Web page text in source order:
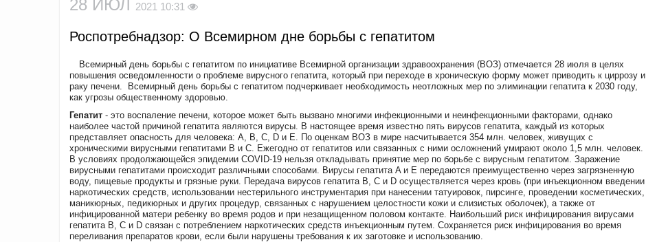
28 ИЮЛ 2021 10:31
Роспотребнадзор: О Всемирном дне борьбы с гепатитом
Всемирный день борьбы с гепатитом по инициативе Всемирной организации здравоохранения (ВОЗ) отмечается 28 июля в целях
повышения осведомленности о проблеме вирусного гепатита, который при переходе в хроническую форму может приводить к циррозу и
раку печени.
Всемирный день борьбы с гепатитом подчеркивает необходимость неотложных мер по элиминации гепатита к 2030 году,
как угрозы общественному здоровью.
Гепатит - это воспаление печени, которое может быть вызвано многими инфекционными и неинфекционными факторами, однако
наиболее частой причиной гепатита являются вирусы. В настоящее время известно пять вирусов гепатита, каждый из которых
представляет опасность для человека: A, B, C, D и E. По оценкам ВОЗ в мире насчитывается 354 млн. человек, живущих с
хроническими вирусными гепатитами В и С. Ежегодно от гепатитов или связанных с ними осложнений умирают около 1,5 млн. человек.
В условиях продолжающейся эпидемии СOVID-19 нельзя откладывать принятие мер по борьбе с вирусным гепатитом. Заражение
вирусными гепатитами происходит различными способами. Вирусы гепатита A и E передаются преимущественно через загрязненную
воду, пищевые продукты и грязные руки. Передача вирусов гепатита B, C и D осуществляется через кровь (при инъекционном введении
наркотических средств, использовании нестерильного инструментария при нанесении татуировок, пирсинге, проведении косметических,
маникюрных, педикюрных и других процедур, связанных с нарушением целостности кожи и слизистых оболочек), а также от
инфицированной матери ребенку во время родов и при незащищенном половом контакте. Наибольший риск инфицирования вирусами
гепатита B, C и D связан с потреблением наркотических средств инъекционным путем. Сохраняется риск инфицирования во время
переливания препаратов крови, если были нарушены требования к их заготовке и использованию.